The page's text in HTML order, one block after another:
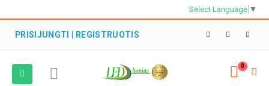
Select Language ▼
PRISIJUNGTI | REGISTRUOTIS
0